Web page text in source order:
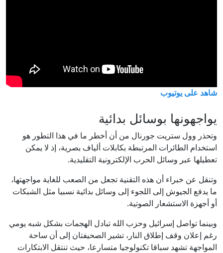
شاهد على يوتيوب
يواجهونها بوسائل بدائية
وتحذر وول ستريت جورنال من أن أخطر ما في هذا التطور هو
استخدام الطائرات المرتبطة بكابلات ألياف بصرية، إذ لا يمكن
تعطيلها عبر وسائل الحرب الإلكترونية التقليدية.
وتنقل عن خبراء أن هذه التقنية تجعل من الصعب للغاية مواجهتها،
ما يدفع الجيوش إلى اللجوء إلى وسائل بدائية نسبيا مثل الشبكات
أو أجهزة الاستشعار الصوتية.
وبينما تواصل إسرائيل وحزب الله تبادل الهجمات بشكل شبه يومي
رغم إعلان وقف إطلاق النار، تشير الصحيفتان إلى أن ساحة
المواجهة تشهد سباقا تكنولوجيا متسارعا، حيث تنتقل الابتكارات